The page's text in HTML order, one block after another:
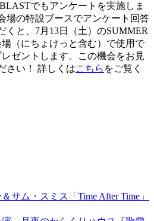
でもアンケートを実施しま
場の特設ブースでアンケート回答
くと、7月13日（土）のSUMMER
（にちょけっと含む）で使用で
ゼントします。この機会をお見
さい！ 詳しくはこちら をご覧く
サム・スミス「Time After Time」